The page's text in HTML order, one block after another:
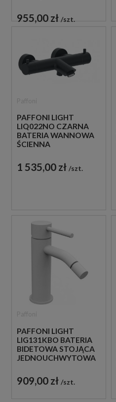
CZARNA
955,00 zł szt.
PAFFONI LIGHT
LIQ022NO CZARNA
BATERIA WANNOWA
ŚCIENNA
1 535,00 zł szt.
PAFFONI LIGHT
LIG131KBO BATERIA
BIDETOWA STOJĄCA
JEDNOUCHWYTOWA
909,00 zł szt.